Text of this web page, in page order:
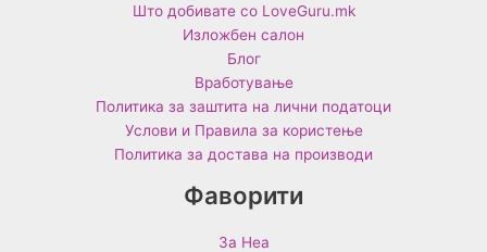
Што добивате со LoveGuru.mk
Изложбен салон
Блог
Вработување
Политика за заштита на лични податоци
Услови и Правила за користење
Политика за достава на производи
Фаворити
За Неа